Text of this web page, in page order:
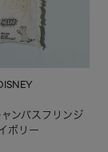
ンバスフリンジ
ボリー